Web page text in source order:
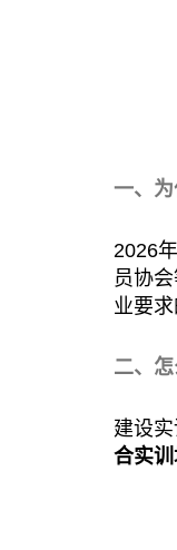
一、
2026
员协
业要
二、
建设
合实